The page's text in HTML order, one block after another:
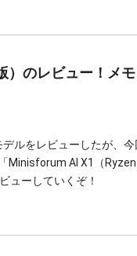
）のレビュー！メ
ルをレビューしたが、今
Minisforum AI X1（Ryzen
ューしていくぞ！